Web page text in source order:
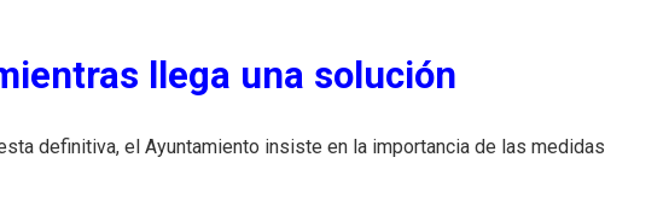
llega una solución
definitiva, el Ayuntamiento insiste en la importancia de las medidas